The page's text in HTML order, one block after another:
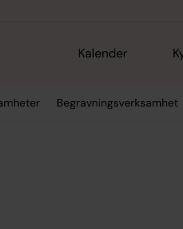
Kalender
Begravningsverksamhet